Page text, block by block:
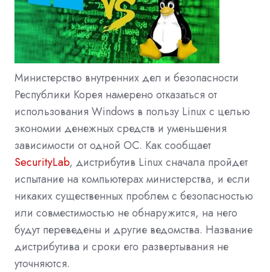
Министерство внутренних дел и безопасности
Республики Корея намерено отказаться от
использования Windows в пользу Linux с целью
экономии денежных средств и уменьшения
зависимости от одной ОС. Как сообщает
SecurityLab, дистрибутив Linux сначала пройдет
испытание на компьютерах министерства, и если
никаких существенных проблем с безопасностью
или совместимостью не обнаружится, на него
будут переведены и другие ведомства. Название
дистрибутива и сроки его развертывания не
уточняются.